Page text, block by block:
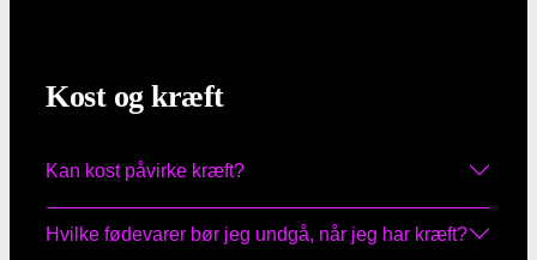
Kost og kræft
Kan kost påvirke kræft?
Hvilke fødevarer bør jeg undgå, når jeg har kræft?